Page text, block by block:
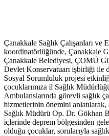
Çanakkale Sağlık Çalışanları ve
koordinatörlüğünde, Çanakkale
Çanakkale Belediyesi, ÇOMÜ
Devlet Konservatuarı işbirliği ile
Sosyal Sorumluluk projesi
çocuklarımıza il Sağlık
Ambulanslarında görevli sağlık
hizmetlerinin önemini anlatılarak,
Sağlık Müdürü Op. Dr. Gökhan
içlerinde deprem bölgesinden
olduğu çocuklar, sorularıyla